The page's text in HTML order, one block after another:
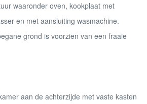
waaronder oven, kookplaat met
en met aansluiting wasmachine.
grond is voorzien van een fraaie
aan de achterzijde met vaste kasten